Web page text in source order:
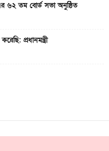
৬২ তম বোর্ড সভা অনুষ্ঠিত
প্রধানমন্ত্রী